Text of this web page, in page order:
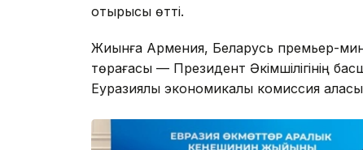
отырысы өтті.
Жиынға Армения, Беларусь премьер-
төрағасы — Президент Әкімшілігінің
Еуразиялық экономикалық комиссия